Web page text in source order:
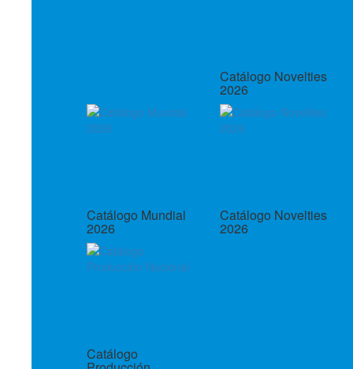
Catálogo Novelties
2026
Catálogo Mundial
2026
Catálogo Novelties
2026
Catálogo